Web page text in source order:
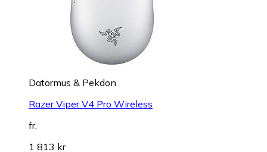
Datormus & Pekdon
Razer Viper V4 Pro Wireless
fr.
1 813 kr